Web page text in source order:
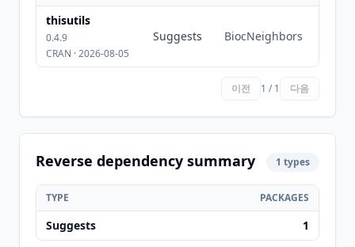
thisutils
0.4.9
CRAN · 2026-08-05
Suggests BiocNeighbors
이전 1 / 1 다음
Reverse dependency summary 1 types
TYPE PACKAGES
Suggests 1